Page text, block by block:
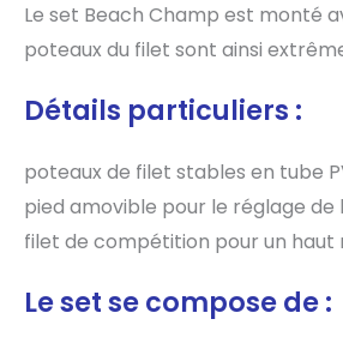
Le set Beach Champ est monté
poteaux du filet sont ainsi
Détails particuliers :
poteaux de filet stables en tube
pied amovible pour le réglage de
filet de compétition pour un haut
Le set se compose de :